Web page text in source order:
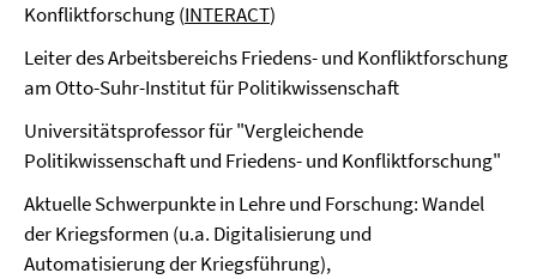
Konfliktforschung (INTERACT)
Leiter des Arbeitsbereichs Friedens- und Konfliktforschung
am Otto-Suhr-Institut für Politikwissenschaft
Universitätsprofessor für "Vergleichende
Politikwissenschaft und Friedens- und Konfliktforschung"
Aktuelle Schwerpunkte in Lehre und Forschung: Wandel
der Kriegsformen (u.a. Digitalisierung und
Automatisierung der Kriegsführung),